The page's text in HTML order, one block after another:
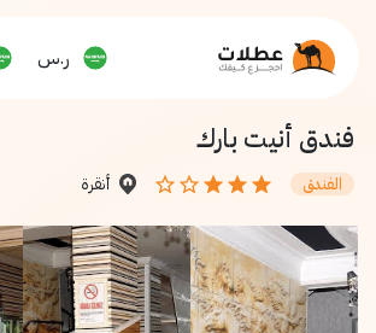
ر.س
فندق أنيت بارك
الفندق أنقرة